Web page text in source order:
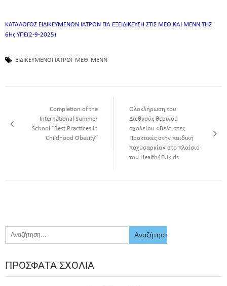
ΚΑΤΑΛΟΓΟΣ ΕΙΔΙΚΕΥΜΕΝΩΝ ΙΑΤΡΩΝ ΓΙΑ ΕΞΕΙΔΙΚΕΥΣΗ ΣΤΙΣ ΜΕΘ ΚΑΙ ΜΕΝΝ ΤΗΣ
6Ης ΥΠΕ(2-9-2025)
ΕΙΔΙΚΕΥΜΕΝΟΙ ΙΑΤΡΟΙ ΜΕΘ ΜΕΝΝ
Completion of the
International Summer
School “Best Practices in
Childhood Obesity”
Ολοκλήρωση του
Διεθνούς θερινού
σχολείου «Βέλτιστες
Πρακτικές στην παιδική
παχυσαρκία» στο πλαίσιο
του Health4EUkids
ΠΡΌΣΦΑΤΑ ΣΧΌΛΙΑ